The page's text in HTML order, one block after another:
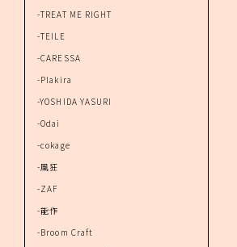
-TREAT ME RIGHT
-TEILE
-CARESSA
-Plakira
-YOSHIDA YASURI
-Odai
-cokage
-風狂
-ZAF
-能作
-Broom Craft